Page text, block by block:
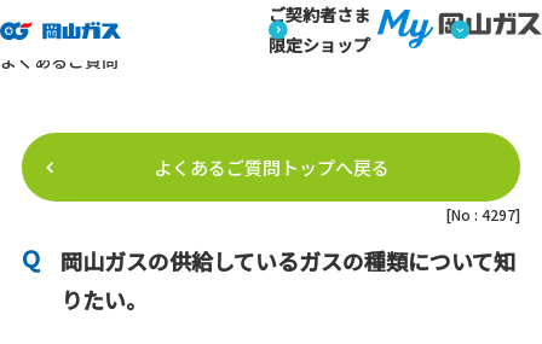
ご契約者さま
限定ショップ
トップページ
よくあるご質問詳細
よくあるご質問
よくあるご質問
よくあるご質問トップへ戻る
[No : 4297]
岡山ガスの供給しているガスの種類について知
りたい。